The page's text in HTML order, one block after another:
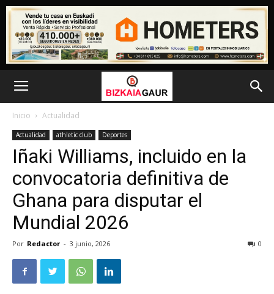
Inicio Actualidad
Actualidad athletic club Deportes
Iñaki Williams, incluido en la
convocatoria definitiva de
Ghana para disputar el
Mundial 2026
Por Redactor - 3 junio, 2026 0